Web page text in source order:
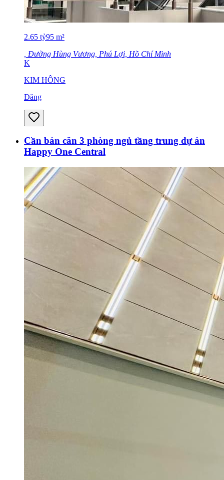
2.65 tỷ95 m²
, Đường Hùng Vương, Phú Lợi, Hồ Chí Minh
K
KIM HÔNG
Đăng
Cần bán căn 3 phòng ngủ tầng trung dự án
Happy One Central